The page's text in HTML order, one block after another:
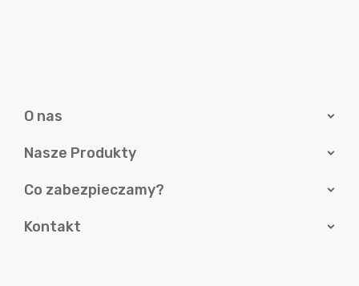
O nas
Nasze Produkty
Co zabezpieczamy?
Kontakt